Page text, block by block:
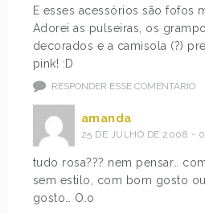
E esses acessórios são fofos
Adorei as pulseiras, os
decorados e a camisola (?)
pink! :D
RESPONDER ESSE COMENTÁRIO
amanda
25 DE JULHO DE 2008 -
tudo rosa??? nem pensar…
sem estilo, com bom gosto
gosto… O.o